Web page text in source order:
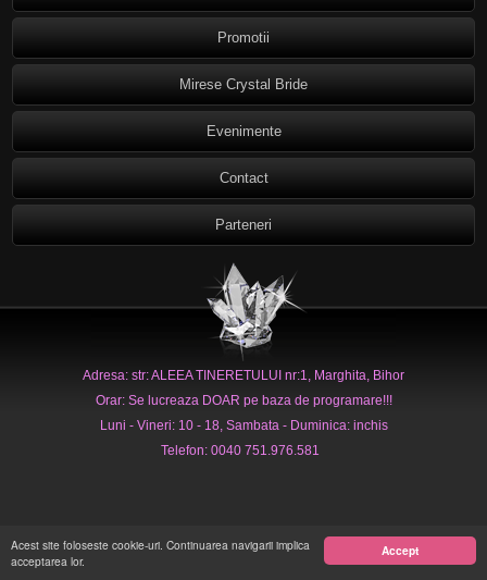
Accept
Acest site foloseste cookie-uri. Continuarea navigarii implica
acceptarea lor.
Promotii
Mirese Crystal Bride
Evenimente
Contact
Parteneri
Adresa: str: ALEEA TINERETULUI nr:1, Marghita, Bihor
Orar: Se lucreaza DOAR pe baza de programare!!!
Luni - Vineri: 10 - 18, Sambata - Duminica: inchis
Telefon: 0040 751.976.581